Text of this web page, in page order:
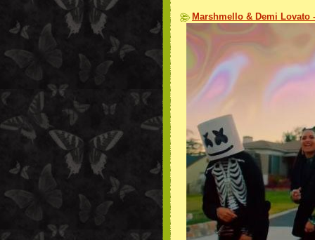
Marshmello & Demi Lovato